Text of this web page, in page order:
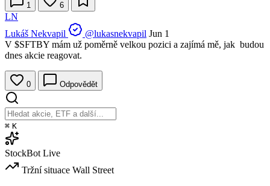
1 6
LN
Lukáš Nekvapil
@lukasnekvapil Jun 1
V $SFTBY mám už poměrně velkou pozici a zajímá mě, jak budou
dnes akcie reagovat.
0 Odpovědět
⌘ K
StockBot Live
Tržní situace Wall Street